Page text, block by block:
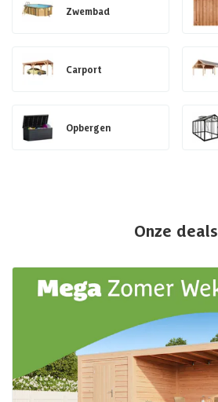
Zwembad
Carport
Opbergen
Onze deals